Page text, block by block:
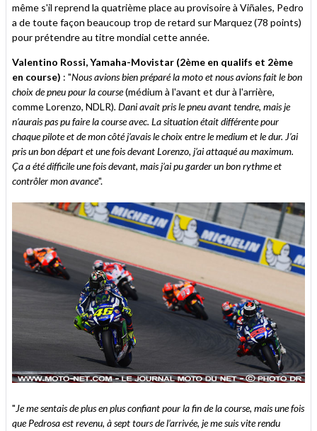
même s'il reprend la quatrième place au provisoire à Viñales, Pedro
a de toute façon beaucoup trop de retard sur Marquez (78 points)
pour prétendre au titre mondial cette année.
Valentino Rossi, Yamaha-Movistar (2ème en qualifs et 2ème
en course) : "Nous avions bien préparé la moto et nous avions fait le bon
choix de pneu pour la course(médium à l'avant et dur à l'arrière,
comme Lorenzo, NDLR). Dani avait pris le pneu avant tendre, mais je
n’aurais pas pu faire la course avec. La situation était différente pour
chaque pilote et de mon côté j’avais le choix entre le medium et le dur. J’ai
pris un bon départ et une fois devant Lorenzo, j’ai attaqué au maximum.
Ça a été difficile une fois devant, mais j’ai pu garder un bon rythme et
contrôler mon avance".
"Je me sentais de plus en plus confiant pour la fin de la course, mais une fois
que Pedrosa est revenu, à sept tours de l’arrivée, je me suis vite rendu